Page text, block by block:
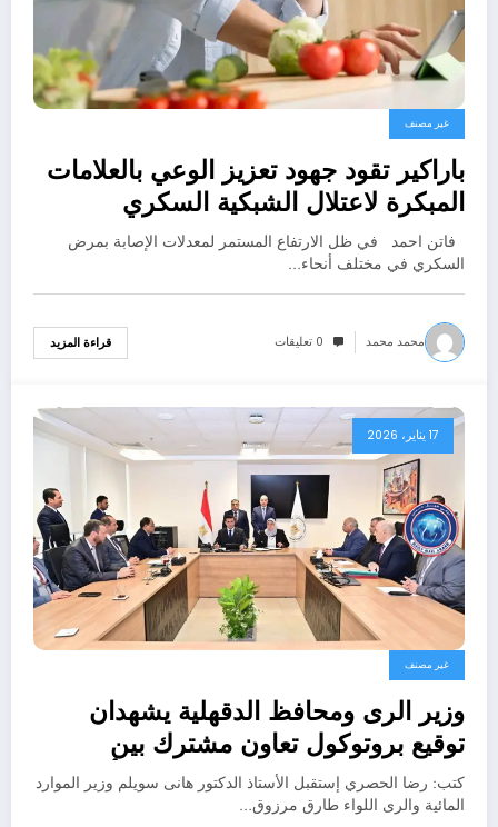
غير مصنف
باراكير تقود جهود تعزيز الوعي بالعلامات
المبكرة لاعتلال الشبكية السكري
فاتن احمد في ظل الارتفاع المستمر لمعدلات الإصابة بمرض
السكري في مختلف أنحاء…
محمد محمد 0 تعليقات قراءة المزيد
17 يناير، 2026
غير مصنف
وزير الرى ومحافظ الدقهلية يشهدان
توقيع بروتوكول تعاون مشترك بين
الوزارة والمحافظة للاستفادة من أملاك
الري بالدقهلية
كتب: رضا الحصري إستقبل الأستاذ الدكتور هانى سويلم وزير الموارد
المائية والرى اللواء طارق مرزوق…